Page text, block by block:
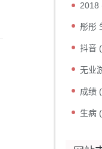
2018
彤彤
抖音
无业
成绩
生病